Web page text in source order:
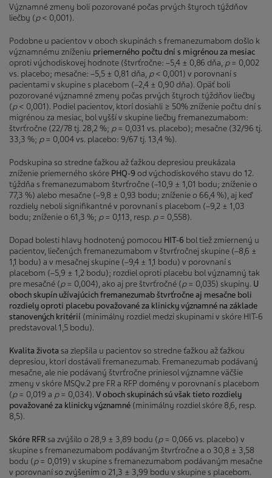
Významné zmeny boli pozorované počas prvých štyroch týždňov
liečby (p< 0,001).
Podobne u pacientov v oboch skupinách s fremanezumabom došlo k
významnému zníženiu priemerného počtu dní s migrénou za mesiac
oproti východiskovej hodnote (štvrťročne: –5,4 ± 0,86 dňa, p= 0,002
vs. placebo; mesačne: –5,5 ± 0,81 dňa, p< 0,001) v porovnaní s
pacientami v skupine s placebom (–2,4 ± 0,90 dňa). Opäť boli
pozorované významné zmeny počas prvých štyroch týždňov liečby
(p< 0,001). Podiel pacientov, ktorí dosiahli ≥ 50% zníženie počtu dní s
migrénou za mesiac, bol vyšší v skupine liečby fremanezumabom:
štvrťročne (22/78 tj. 28,2 %; p= 0,031 vs. placebo); mesačne (32/96 tj.
33,3 %; p= 0,004 vs. placebo: 9/67 tj. 13,4 %).
Podskupina so stredne ťažkou až ťažkou depresiou preukázala
zníženie priemerného skóre PHQ-9 od východiskového stavu do 12.
týždňa s fremanezumabom štvrťročne (–10,9 ± 1,01 bodu; zníženie o
77,3 %) alebo mesačne (–9,8 ± 0,93 bodu; zníženie o 66,4 %), aj keď
rozdiely neboli signifikantné v porovnaní s placebom (–9,2 ± 1,03
bodu; zníženie o 61,3 %; p= 0,113, resp. p= 0,558).
Dopad bolesti hlavy hodnotený pomocou HIT-6 bol tiež zmiernený u
pacientov, liečených fremanezumabom v štvrťročnej skupine (–8,6 ±
1,1 bodu) a v mesačnej skupine (–9,4 ± 1,1 bodu) v porovnaní s
placebom (–5,9 ± 1,2 bodu); rozdiel oproti placebu bol významný tak
pre mesačné (p= 0,004), ako aj pre štvrťročné (p= 0,035) skupiny. U
oboch skupín užívajúcich fremanezumab štvrťročne aj mesačne boli
rozdiely oproti placebu považované za klinicky významné na základe
stanovených kritérií (minimálny rozdiel medzi skupinami v skóre HIT-6
predstavoval 1,5 bodu).
Kvalita života sa zlepšila u pacientov so stredne ťažkou až ťažkou
depresiou, ktorí dostávali fremanezumab. Fremanezumab podávaný
mesačne, ale nie podávaný štvrťročne priniesol významne väčšie
zmeny v skóre MSQv.2 pre FR a RFP domény v porovnaní s placebom
(p= 0,019 a p= 0,034). V oboch skupinách sú však tieto rozdiely
považované za klinicky významné (minimálny rozdiel skóre 8,6, resp.
8,5).
Skóre RFRsa zvýšilo o 28,9 ± 3,89 bodu (p= 0,066 vs. placebo) v
skupine s fremanezumabom podávaným štvrťročne a o 30,8 ± 3,58
bodu (p= 0,019) v skupine s fremanezumabom podávaným mesačne
v porovnaní so zvýšením o 21,3 ± 3,99 bodu v skupine s placebom.